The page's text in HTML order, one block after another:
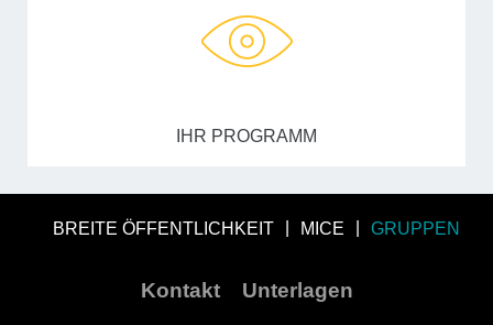
IHR PROGRAMM
BREITE ÖFFENTLICHKEIT MICE GRUPPEN
Kontakt Unterlagen